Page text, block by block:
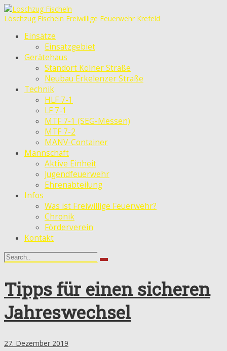
Löschzug Fischeln Freiwillige Feuerwehr Krefeld
Einsätze
Einsatzgebiet
Gerätehaus
Standort Kölner Straße
Neubau Erkelenzer Straße
Technik
HLF 7-1
LF 7-1
MTF 7-1 (SEG-Messen)
MTF 7-2
MANV-Container
Mannschaft
Aktive Einheit
Jugendfeuerwehr
Ehrenabteilung
Infos
Was ist Freiwillige Feuerwehr?
Chronik
Förderverein
Kontakt
Tipps für einen sicheren
Jahreswechsel
27. Dezember 2019